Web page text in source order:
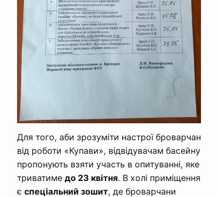
Для того, аби зрозуміти настрої броварчан
від роботи «Купави», відвідувачам басейну
пропонують взяти участь в опитуванні, яке
триватиме до 23 квітня. В холі приміщення
є спеціальний зошит, де броварчани